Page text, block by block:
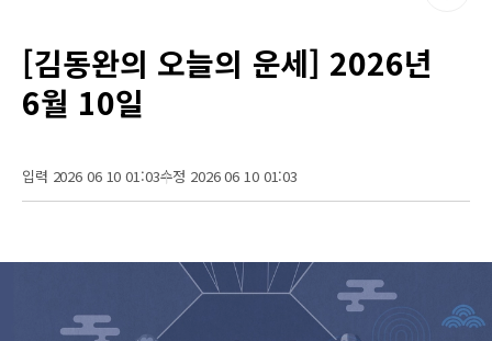
[김동완의 오늘의 운세] 2026년
6월 10일
입력 2026 06 10 01:03수정 2026 06 10 01:03